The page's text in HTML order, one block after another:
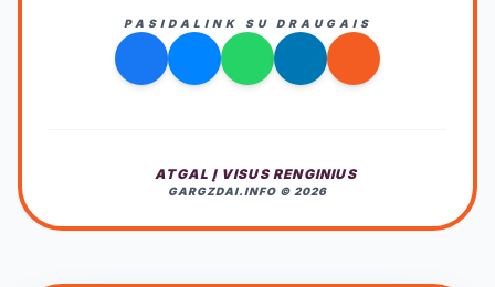
PASIDALINK SU DRAUGAIS
ATGAL Į VISUS RENGINIUS
GARGZDAI.INFO © 2026